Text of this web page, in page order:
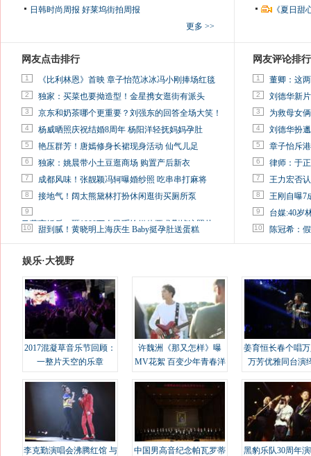
日韩时尚周报 好莱坞街拍周报
更多 >>
《夏日
网友点击排行
1 《比利林恩》首映 章子怡范冰冰冯小刚捧场红毯
2 独家：买菜也要拗造型！金星携女逛街有派头
3 京东和奶茶哪个更重要？刘强东的回答全场大笑！
4 杨威晒照庆祝结婚8周年 杨阳洋轻抚妈妈孕肚
5 艳压群芳！唐嫣修身长裙现身活动 仙气儿足
6 独家：姚晨带小土豆逛商场 购置产后新衣
7 成都风味！张靓颖冯轲曝婚纱照 吃串串打麻将
8 接地气！阔太熊黛林打扮休闲逛街买厕所泵
9
马蓉离婚后，砸1000万人民币给媒体要求删掉这照片
10 甜到腻！黄晓明上海庆生 Baby挺孕肚送蛋糕
网友评论排行
1 董卿：这
2 刘德华新
3 为救母女
4 刘德华扮
5 章子怡斥
6 律师：于
7 王力宏否
8 王刚自曝7
9 台媒:40岁
10 陈冠希：
娱乐·大视野
2017混凝草音乐节回顾：
一整片天空的乐章
许魏洲《那又怎样》曝
MV花絮 百变少年青春洋
姜育恒长春个唱
万芳优雅同台演
李克勤演唱会沸腾红馆 与
中国男高音纪念帕瓦罗蒂
黑豹乐队30周年